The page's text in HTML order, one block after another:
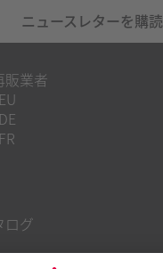
ニュースレターを購読
販業者
ログ